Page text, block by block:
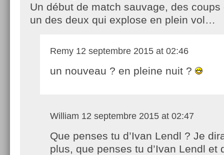
Un début de match sauvage, des coups
un des deux qui explose en plein vol…
Remy 12 septembre 2015 at 02:46
un nouveau ? en pleine nuit ?
William 12 septembre 2015 at 02:47
Que penses tu d’Ivan Lendl ? Je
plus, que penses tu d’Ivan Lendl et